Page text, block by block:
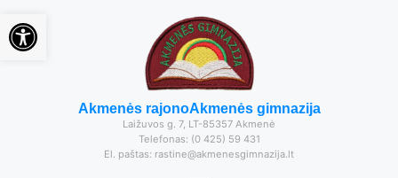
Akmenės rajonoAkmenės gimnazija
Laižuvos g. 7, LT-85357 Akmenė
Telefonas: (0 425) 59 431
El. paštas: rastine@akmenesgimnazija.lt
Open toolbar